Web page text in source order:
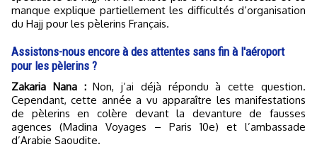
manque explique partiellement les difficultés d’organisation
du Hajj pour les pèlerins Français.
Assistons-nous encore à des attentes sans fin à l'aéroport
pour les pèlerins ?
Zakaria Nana :Non, j’ai déjà répondu à cette question.
Cependant, cette année a vu apparaître les manifestations
de pèlerins en colère devant la devanture de fausses
agences (Madina Voyages – Paris 10e) et l’ambassade
d’Arabie Saoudite.